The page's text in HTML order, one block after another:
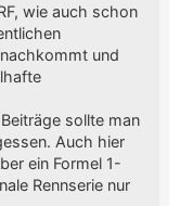
wie auch schon
und
sollte man
Auch hier
ein Formel 1-
Rennserie nur